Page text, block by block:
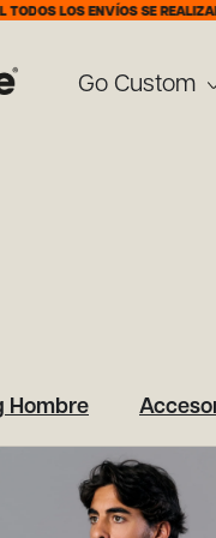
SE REALIZARÁN A
Go Custom
Hombre